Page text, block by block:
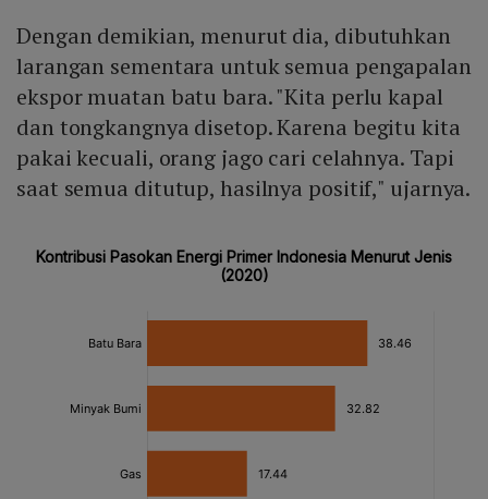
Dengan demikian, menurut dia, dibutuhkan
larangan sementara untuk semua pengapalan
ekspor muatan batu bara. "Kita perlu kapal
dan tongkangnya disetop. Karena begitu kita
pakai kecuali, orang jago cari celahnya. Tapi
saat semua ditutup, hasilnya positif," ujarnya.